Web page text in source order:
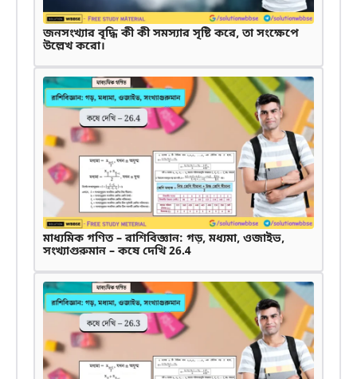
জনসংখ্যার বৃদ্ধি কী কী সমস্যার সৃষ্টি করে, তা সংক্ষেপে
উল্লেখ করো।
মাধ্যমিক গণিত – রাশিবিজ্ঞান: গড়, মধ্যমা, ওজাইভ,
সংখ্যাগুরুমান – কষে দেখি 26.4